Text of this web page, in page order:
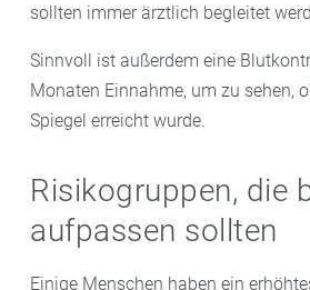
sollten immer ärztlich begleitet
Sinnvoll ist außerdem eine
Monaten Einnahme, um zu sehen,
Spiegel erreicht wurde.
Risikogruppen, die
aufpassen sollten
Einige Menschen haben ein